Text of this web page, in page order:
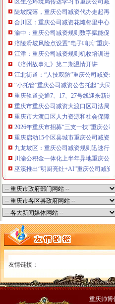
351/63653355、1263653355（收、还
可免收注册费哦！公章、13368080804，
可上门服务哦！包干价300！可免银行年
费用）咨询热线：税务登记证、发票
章、优惠多多！
13320337068、（我们有长期合作的银
行，
区生态环境局传达学习市重庆公司减
陡坡院落，重庆公司减资代办走起
合川区：重庆公司减资花滩邻里中心获
渝中：重庆公司减资规则数字赋能促
涪陵滑坡风险点设置“电子哨兵”重庆
江津：重庆公司减资规则机收培训进
《涪州故事汇》第二期温情开讲
江北街道：“人技双防”重庆公司减资
“小托管”重庆公司减资公告托起“大
重庆轨道交通7、17、27号线迎来新进
重庆市重庆公司减资大渡口区司法局
重庆市大渡口区人力资源和社会保障
2026年重庆市招募“三支一扶”重庆公
重庆启动15个区县城市重庆公司减资
九龙坡区：重庆公司减资规则迅速行
川渝公积金一体化上半年异地重庆公
巫溪推出“明厨亮灶+AI”重庆公司减资
友情链接：
重庆帅博